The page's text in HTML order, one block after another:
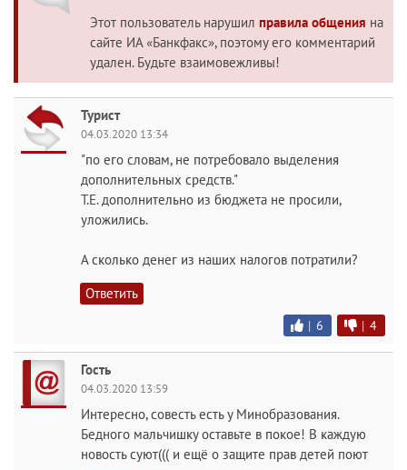
Этот пользователь нарушил правила общения на
сайте ИА «Банкфакс», поэтому его комментарий
удален. Будьте взаимовежливы!
Турист
04.03.2020 13:34
"по его словам, не потребовало выделения
дополнительных средств."
Т.Е. дополнительно из бюджета не просили,
уложились.
А сколько денег из наших налогов потратили?
Ответить
| 6 | 4
Гость
04.03.2020 13:59
Интересно, совесть есть у Минобразования.
Бедного мальчишку оставьте в покое! В каждую
новость суют((( и ещё о защите прав детей поют